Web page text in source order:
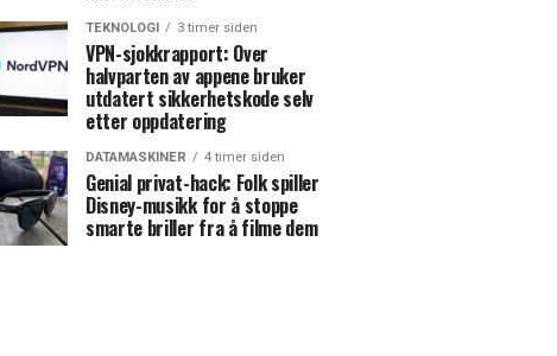
TEKNOLOGI 3 timer siden
VPN-sjokkrapport: Over
halvparten av appene bruker
utdatert sikkerhetskode selv
etter oppdatering
DATAMASKINER 4 timer siden
Genial privat-hack: Folk spiller
Disney-musikk for å stoppe
smarte briller fra å filme dem